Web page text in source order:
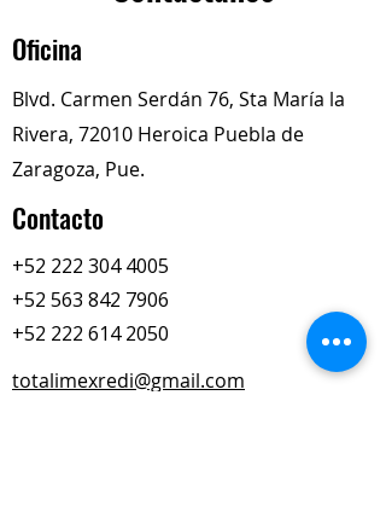
Eltapón de expansión original
acero de fábrica que se utiliza para
sellar conductos de refrigerante
críticos en el bloque del motor
Oficina
Blvd. Carmen Serdán 76, Sta María la
Rivera, 72010 Heroica Puebla de
Zaragoza, Pue.
Contacto
+52 222 304 4005
+52 563 842 7906
+52 222 614 2050
totalimexredi@gmail.com